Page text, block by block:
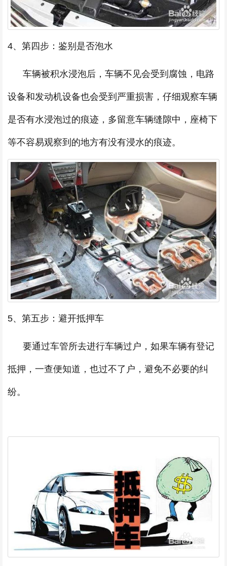
4、第四步：鉴别是否泡水
车辆被积水浸泡后，车辆不见会受到腐蚀，电路
设备和发动机设备也会受到严重损害，仔细观察车辆
是否有水浸泡过的痕迹，多留意车辆缝隙中，座椅下
等不容易观察到的地方有没有浸水的痕迹。
5、第五步：避开抵押车
要通过车管所去进行车辆过户，如果车辆有登记
抵押，一查便知道，也过不了户，避免不必要的纠
纷。